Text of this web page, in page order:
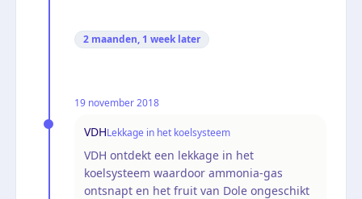
2 maanden, 1 week later
19 november 2018
VDHLekkage in het koelsysteem
VDH ontdekt een lekkage in het
koelsysteem waardoor ammonia-gas
ontsnapt en het fruit van Dole ongeschikt